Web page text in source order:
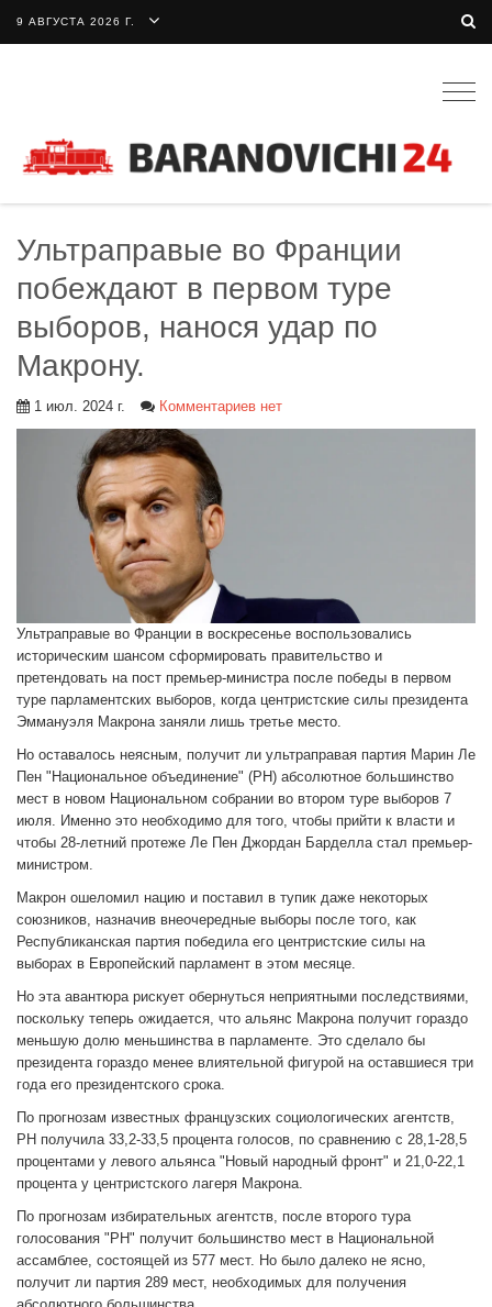
9 АВГУСТА 2026 Г.
Ультраправые во Франции
побеждают в первом туре
выборов, нанося удар по
Макрону.
1 июл. 2024 г. Комментариев нет
Ультраправые во Франции в воскресенье воспользовались
историческим шансом сформировать правительство и
претендовать на пост премьер-министра после победы в первом
туре парламентских выборов, когда центристские силы президента
Эммануэля Макрона заняли лишь третье место.
Но оставалось неясным, получит ли ультраправая партия Марин Ле
Пен "Национальное объединение" (РН) абсолютное большинство
мест в новом Национальном собрании во втором туре выборов 7
июля. Именно это необходимо для того, чтобы прийти к власти и
чтобы 28-летний протеже Ле Пен Джордан Барделла стал премьер-
министром.
Макрон ошеломил нацию и поставил в тупик даже некоторых
союзников, назначив внеочередные выборы после того, как
Республиканская партия победила его центристские силы на
выборах в Европейский парламент в этом месяце.
Но эта авантюра рискует обернуться неприятными последствиями,
поскольку теперь ожидается, что альянс Макрона получит гораздо
меньшую долю меньшинства в парламенте. Это сделало бы
президента гораздо менее влиятельной фигурой на оставшиеся три
года его президентского срока.
По прогнозам известных французских социологических агентств,
РН получила 33,2-33,5 процента голосов, по сравнению с 28,1-28,5
процентами у левого альянса "Новый народный фронт" и 21,0-22,1
процента у центристского лагеря Макрона.
По прогнозам избирательных агентств, после второго тура
голосования "РН" получит большинство мест в Национальной
ассамблее, состоящей из 577 мест. Но было далеко не ясно,
получит ли партия 289 мест, необходимых для получения